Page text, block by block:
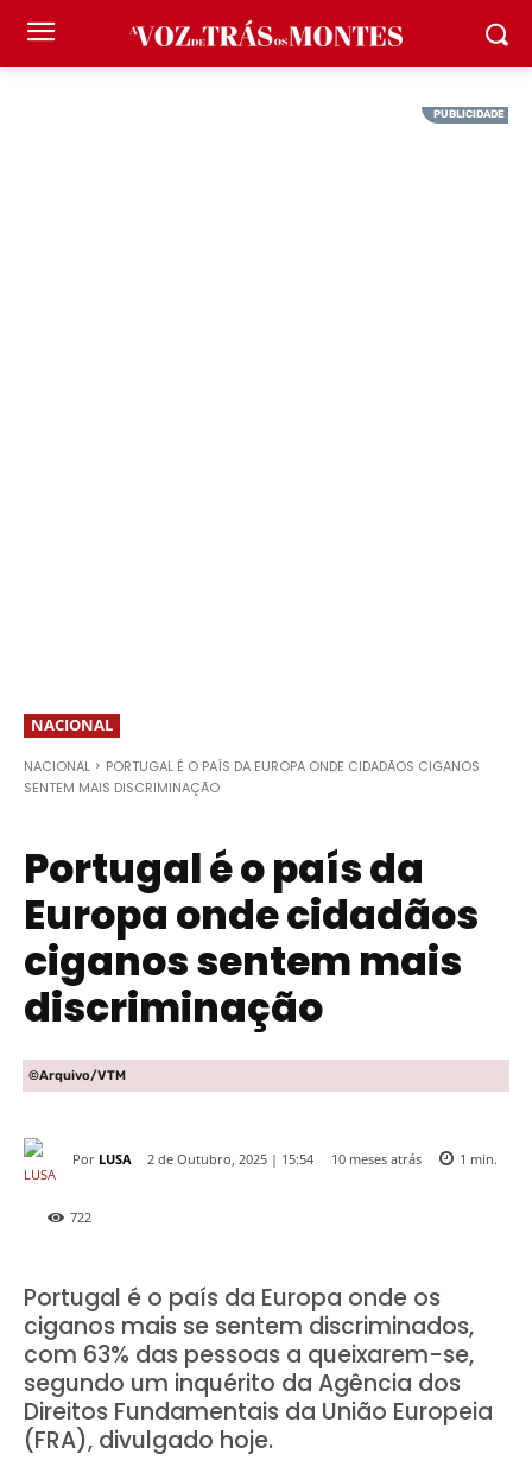
NACIONAL
NACIONAL
PORTUGAL É O PAÍS DA EUROPA ONDE CIDADÃOS CIGANOS
SENTEM MAIS DISCRIMINAÇÃO
Portugal é o país da
Europa onde cidadãos
ciganos sentem mais
discriminação
©Arquivo/VTM
Por LUSA 2 de Outubro, 2025 | 15:54 10 meses atrás 1 min.
722
Portugal é o país da Europa onde os
ciganos mais se sentem discriminados,
com 63% das pessoas a queixarem-se,
segundo um inquérito da Agência dos
Direitos Fundamentais da União Europeia
(FRA), divulgado hoje.